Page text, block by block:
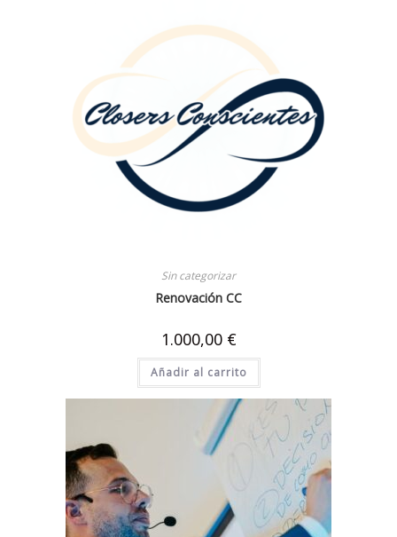
Sin categorizar
Renovación CC
1.000,00 €
Añadir al carrito